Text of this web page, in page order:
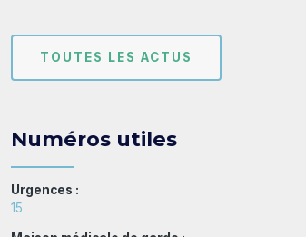
TOUTES LES ACTUS
Numéros utiles
Urgences :
15